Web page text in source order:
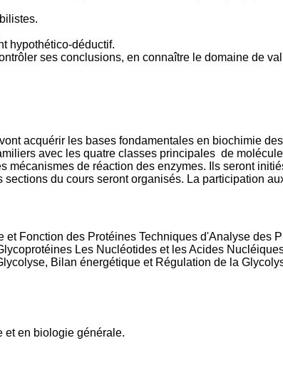
hypothético-déductif.
ses conclusions, en connaître le domaine de
acquérir les bases fondamentales en biochimie
avec les quatre classes principales de
mécanismes de réaction des enzymes. Ils seront
du cours seront organisés. La participation
et Fonction des Protéines Techniques d'Analyse des
Les Nucléotides et les Acides
Bilan énergétique et Régulation de la
et en biologie générale.